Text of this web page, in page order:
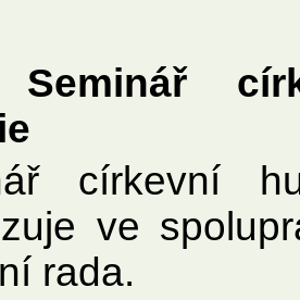
církevní
ve
rada.